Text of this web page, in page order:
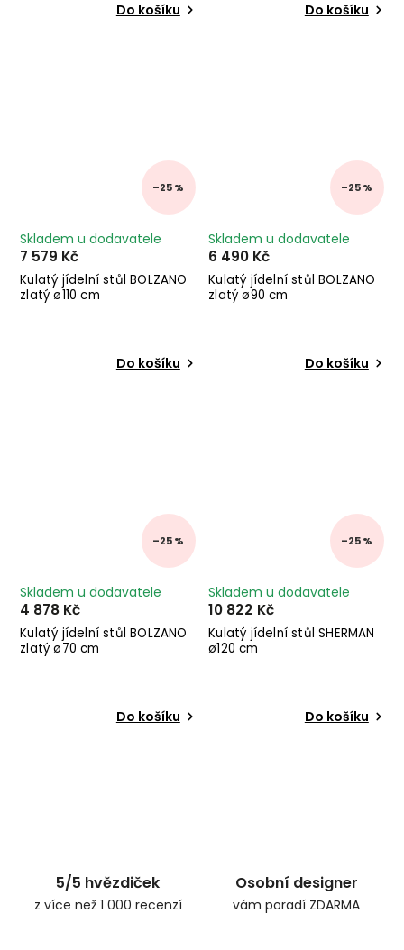
Do košíku Do košíku
–25 %
Kulatý jídelní stůl BOLZANO
zlatý ø110 cm
Skladem u dodavatele
7 579 Kč
Do košíku
–25 %
Kulatý jídelní stůl BOLZANO
zlatý ø90 cm
Skladem u dodavatele
6 490 Kč
Do košíku
–25 %
Kulatý jídelní stůl BOLZANO
zlatý ø70 cm
Skladem u dodavatele
4 878 Kč
Do košíku
–25 %
Kulatý jídelní stůl SHERMAN
ø120 cm
Skladem u dodavatele
10 822 Kč
Do košíku
5/5 hvězdiček
z více než 1 000 recenzí
Osobní designer
vám poradí ZDARMA